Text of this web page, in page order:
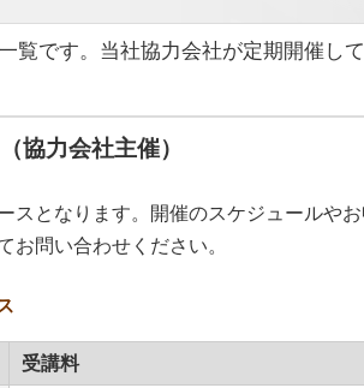
覧です。当社協力会社が定期開催し
協力会社主催）
スとなります。開催のスケジュールや
お問い合わせください。
受講料